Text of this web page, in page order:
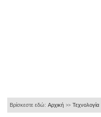
Βρίσκεστε εδώ: Αρχική >> Τεχνολογία